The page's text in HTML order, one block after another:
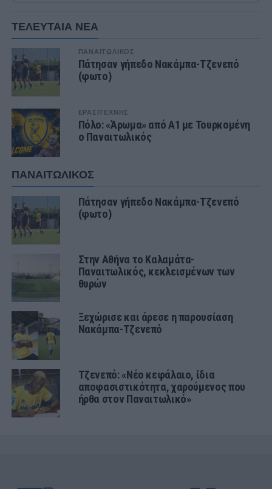
ΤΕΛΕΥΤΑΙΑ ΝΕΑ
ΠΑΝΑΙΤΩΛΙΚΟΣ
Πάτησαν γήπεδο Νακάμπα-Τζενεπό
(φωτο)
ΕΡΑΣΙΤΕΧΝΗΣ
Πόλο: «Άρωμα» από Α1 με Τουρκομένη
ο Παναιτωλικός
ΠΑΝΑΙΤΩΛΙΚΟΣ
Πάτησαν γήπεδο Νακάμπα-Τζενεπό
(φωτο)
Στην Αθήνα το Καλαμάτα-
Παναιτωλικός, κεκλεισμένων των
θυρών
Ξεχώρισε και άρεσε η παρουσίαση
Νακάμπα-Τζενεπό
Τζενεπό: «Νέο κεφάλαιο, ίδια
αποφασιστικότητα, χαρούμενος που
ήρθα στον Παναιτωλικό»